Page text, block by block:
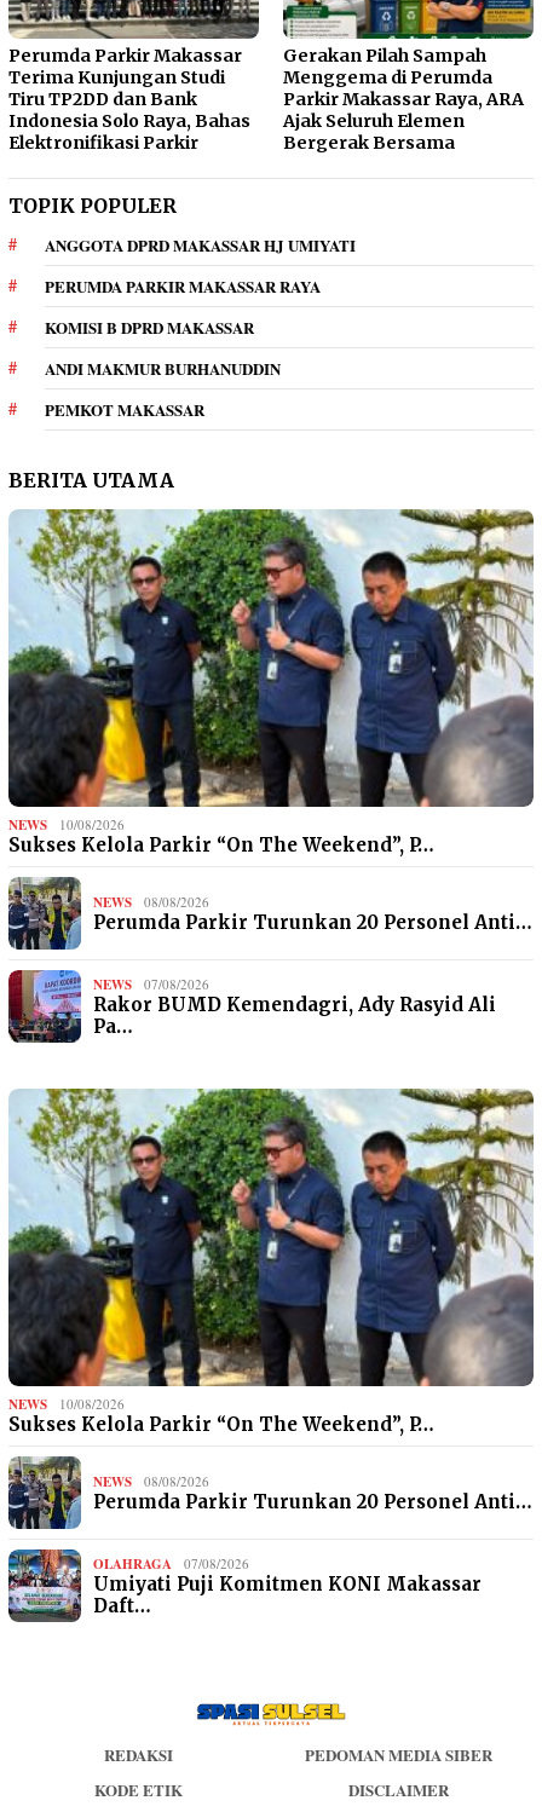
Perumda Parkir Makassar
Terima Kunjungan Studi
Tiru TP2DD dan Bank
Indonesia Solo Raya, Bahas
Elektronifikasi Parkir
Gerakan Pilah Sampah
Menggema di Perumda
Parkir Makassar Raya, ARA
Ajak Seluruh Elemen
Bergerak Bersama
TOPIK POPULER
ANGGOTA DPRD MAKASSAR HJ UMIYATI
PERUMDA PARKIR MAKASSAR RAYA
KOMISI B DPRD MAKASSAR
ANDI MAKMUR BURHANUDDIN
PEMKOT MAKASSAR
BERITA UTAMA
NEWS 10/08/2026
Sukses Kelola Parkir “On The Weekend”, P…
NEWS 08/08/2026
Perumda Parkir Turunkan 20 Personel Anti…
NEWS 07/08/2026
Rakor BUMD Kemendagri, Ady Rasyid Ali
Pa…
NEWS 10/08/2026
Sukses Kelola Parkir “On The Weekend”, P…
NEWS 08/08/2026
Perumda Parkir Turunkan 20 Personel Anti…
OLAHRAGA 07/08/2026
Umiyati Puji Komitmen KONI Makassar
Daft…
REDAKSI
PEDOMAN MEDIA SIBER
KODE ETIK
DISCLAIMER